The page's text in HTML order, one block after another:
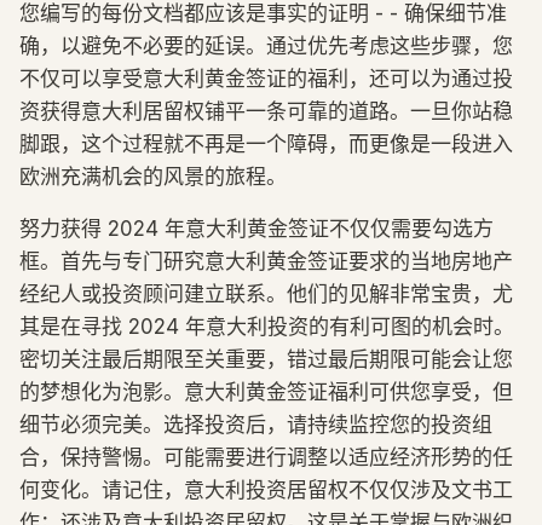
您编写的每份文档都应该是事实的证明 - - 确保细节准
确，以避免不必要的延误。通过优先考虑这些步骤，您
不仅可以享受意大利黄金签证的福利，还可以为通过投
资获得意大利居留权铺平一条可靠的道路。一旦你站稳
脚跟，这个过程就不再是一个障碍，而更像是一段进入
欧洲充满机会的风景的旅程。
努力获得 2024 年意大利黄金签证不仅仅需要勾选方
框。首先与专门研究意大利黄金签证要求的当地房地产
经纪人或投资顾问建立联系。他们的见解非常宝贵，尤
其是在寻找 2024 年意大利投资的有利可图的机会时。
密切关注最后期限至关重要，错过最后期限可能会让您
的梦想化为泡影。意大利黄金签证福利可供您享受，但
细节必须完美。选择投资后，请持续监控您的投资组
合，保持警惕。可能需要进行调整以适应经济形势的任
何变化。请记住，意大利投资居留权不仅仅涉及文书工